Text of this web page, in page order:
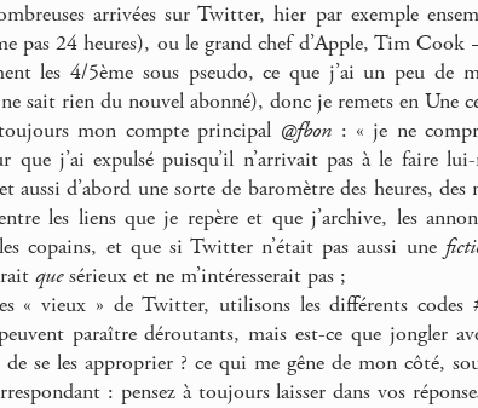
arrivées sur Twitter, hier par exemple
pas 24 heures), ou le grand chef d’Apple, Tim
les 4/5ème sous pseudo, ce que j’ai un peu de
sait rien du nouvel abonné), donc je remets en Une
mon compte principal @fbon : « je ne
que j’ai expulsé puisqu’il n’arrivait pas à le faire
aussi d’abord une sorte de baromètre des heures,
les liens que je repère et que j’archive, les
copains, et que si Twitter n’était pas aussi une
quesérieux et ne m’intéresserait pas ;
« vieux » de Twitter, utilisons les différents
paraître déroutants, mais est-ce que jongler
se les approprier ? ce qui me gêne de mon côté,
: pensez à toujours laisser dans vos